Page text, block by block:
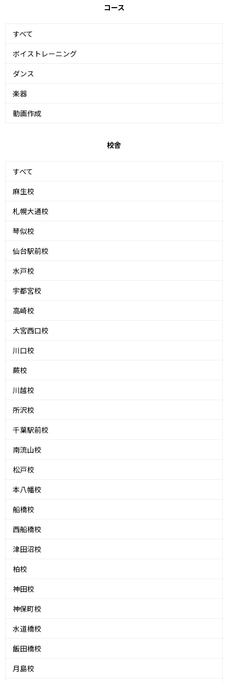
コース
すべて
ボイストレーニング
ダンス
楽器
動画作成
校舎
すべて
麻生校
札幌大通校
琴似校
仙台駅前校
水戸校
宇都宮校
高崎校
大宮西口校
川口校
蕨校
川越校
所沢校
千葉駅前校
南流山校
松戸校
本八幡校
船橋校
西船橋校
津田沼校
柏校
神田校
神保町校
水道橋校
飯田橋校
月島校